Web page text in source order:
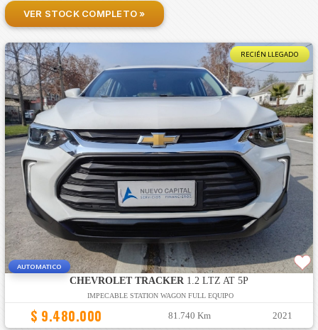
VER STOCK COMPLETO »
RECIÉN LLEGADO
AUTOMATICO
CHEVROLET TRACKER1.2 LTZ AT 5P
IMPECABLE STATION WAGON FULL EQUIPO
$ 9.480.000 81.740 Km 2021